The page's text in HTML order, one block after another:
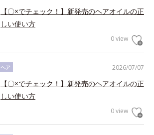
【〇×でチェック！】新発売のヘアオイルの正
しい使い方
0 view
2026/07/07
ヘア
【〇×でチェック！】新発売のヘアオイルの正
しい使い方
0 view